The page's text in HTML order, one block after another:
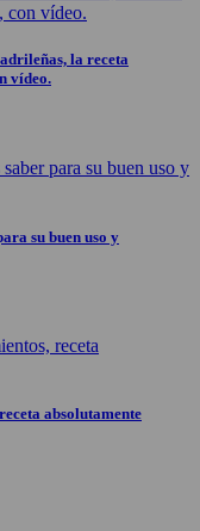
la receta
vídeo.
su buen uso y
absolutamente